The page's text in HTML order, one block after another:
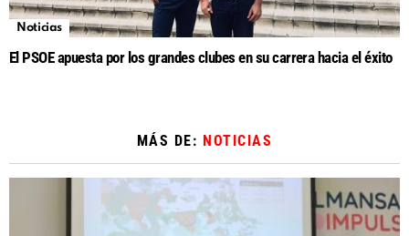
Noticias
El PSOE apuesta por los grandes clubes en su carrera hacia el éxito
MÁS DE: NOTICIAS